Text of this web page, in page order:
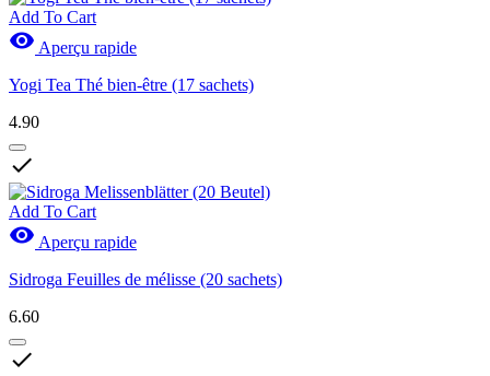
Add To Cart
 Aperçu rapide
Yogi Tea Thé bien-être (17 sachets)
4.90

Add To Cart
 Aperçu rapide
Sidroga Feuilles de mélisse (20 sachets)
6.60
